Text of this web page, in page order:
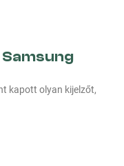
kapott olyan kijelzőt,